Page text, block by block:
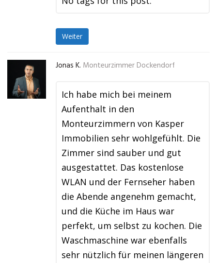
Weiter
Jonas K. Monteurzimmer Dockendorf
Ich habe mich bei meinem
Aufenthalt in den
Monteurzimmern von Kasper
Immobilien sehr wohlgefühlt. Die
Zimmer sind sauber und gut
ausgestattet. Das kostenlose
WLAN und der Fernseher haben
die Abende angenehm gemacht,
und die Küche im Haus war
perfekt, um selbst zu kochen. Die
Waschmaschine war ebenfalls
sehr nützlich für meinen längeren